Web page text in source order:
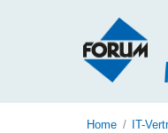
Home IT-